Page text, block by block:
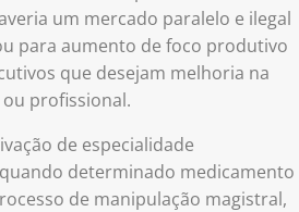
um mercado paralelo e ilegal
para aumento de foco produtivo
que desejam melhoria na
profissional.
de especialidade
determinado medicamento
de manipulação magistral,